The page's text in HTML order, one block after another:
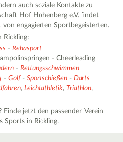
auch soziale Kontakte zu
Hof Hohenberg e.V. findet
von engagierten Sportbegeisterten.
Rickling:
-Rehasport
- Cheerleading
-Rettungsschwimmen
-Golf-Sportschießen -Darts
,Leichtathletik, Triathlon,
jetzt den passenden Verein
Sports in Rickling.